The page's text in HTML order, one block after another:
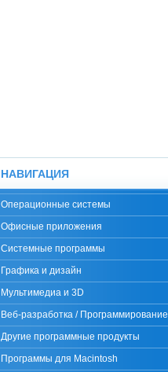
НАВИГАЦИЯ
Операционные системы
Офисные приложения
Системные программы
Графика и дизайн
Мультимедиа и 3D
Веб-разработка / Программирование
Другие программные продукты
Программы для Macintosh